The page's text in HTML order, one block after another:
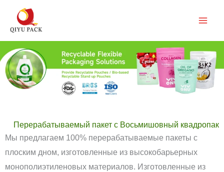
Перейти
содержимому
Перерабатываемый пакет с Восьмишовный квадропак
Мы предлагаем 100% перерабатываемые пакеты с
плоским дном, изготовленные из высокобарьерных
монополиэтиленовых материалов. Изготовленные из